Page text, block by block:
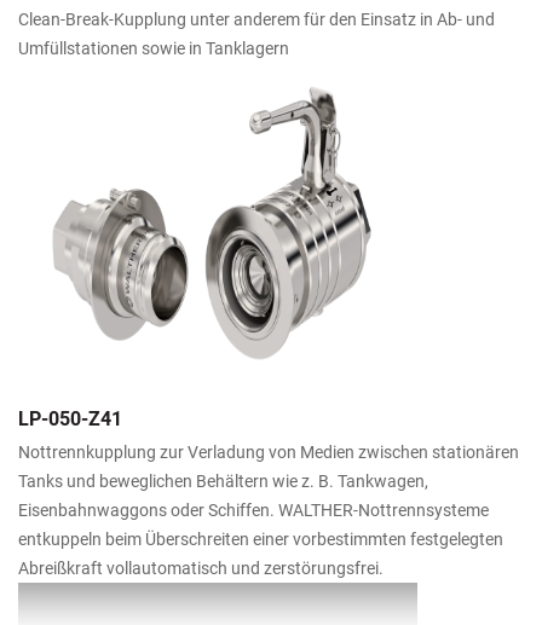
Clean-Break-Kupplung unter anderem für den Einsatz in Ab- und
Umfüllstationen sowie in Tanklagern
LP-050-Z41
Nottrennkupplung zur Verladung von Medien zwischen stationären
Tanks und beweglichen Behältern wie z. B. Tankwagen,
Eisenbahnwaggons oder Schiffen. WALTHER-Nottrennsysteme
entkuppeln beim Überschreiten einer vorbestimmten festgelegten
Abreißkraft vollautomatisch und zerstörungsfrei.